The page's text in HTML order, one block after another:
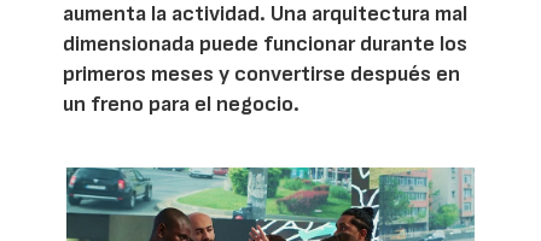
aumenta la actividad. Una arquitectura mal
dimensionada puede funcionar durante los
primeros meses y convertirse después en
un freno para el negocio.